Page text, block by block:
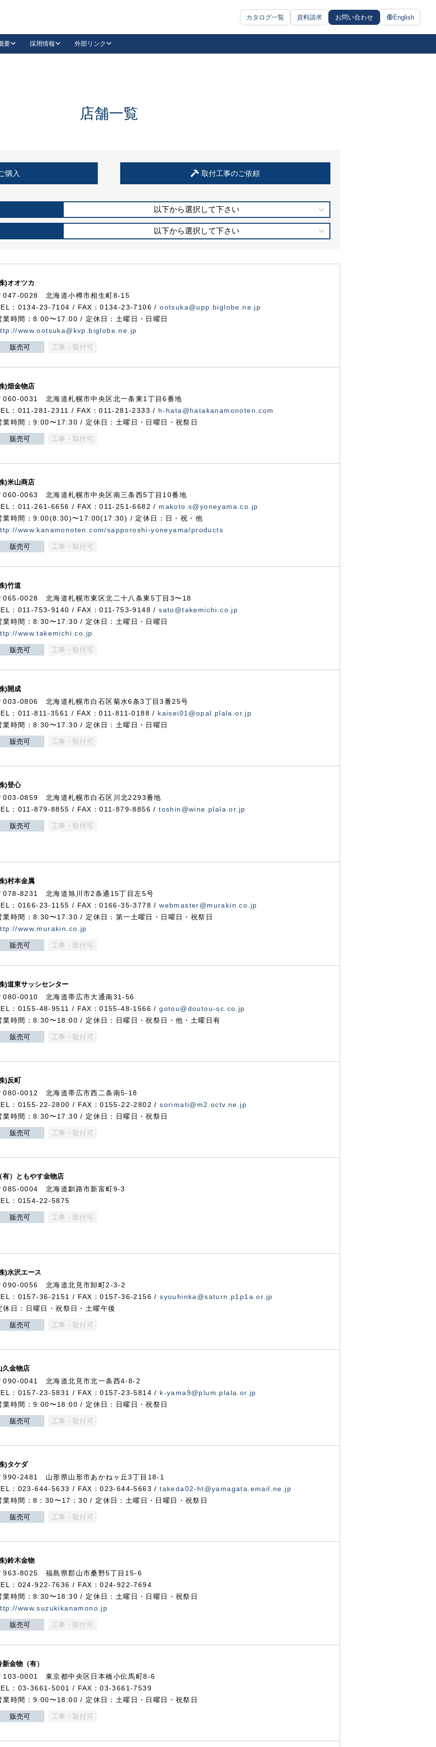
カタログ一覧 資料請求 お問い合わせ English
抗ウイルス・抗菌製品
要 採用情報 外部リンク
LinkedIn
住宅使用部材標準化推進協議会
店舗一覧
購入 取付工事のご依頼
以下から選択して下さい
以下から選択して下さい
)オオツカ
047-0028 北海道小樽市相生町8-15
：0134-23-7104 / FAX：0134-23-7106 /ootsuka@upp.biglobe.ne.jp
業時間：8:00〜17:00 / 定休日：土曜日・日曜日
www.ootsuka@kvp.biglobe.ne.jp
販売可 工事・取付可
)畑金物店
060-0031 北海道札幌市中央区北一条東1丁目6番地
：011-281-2311 / FAX：011-281-2333 / h-hata@hatakanamonoten.com
業時間：9:00〜17:30 / 定休日：土曜日・日曜日・祝祭日
販売可 工事・取付可
)米山商店
060-0063 北海道札幌市中央区南三条西5丁目10番地
：011-261-6656 / FAX：011-251-6682 / makoto.s@yoneyama.co.jp
業時間：9:00(8:30)〜17:00(17:30) / 定休日：日・祝・他
www.kanamonoten.com/sapporoshi-yoneyama/products
販売可 工事・取付可
)竹道
065-0028 北海道札幌市東区北二十八条東5丁目3〜18
：011-753-9140 / FAX：011-753-9148 /sato@takemichi.co.jp
業時間：8:30〜17:30 / 定休日：土曜日・日曜日
www.takemichi.co.jp
販売可 工事・取付可
)開成
003-0806 北海道札幌市白石区菊水6条3丁目3番25号
：011-811-3561 / FAX：011-811-0188 / kaisei01@opal.plala.or.jp
業時間：8:30〜17:30 / 定休日：土曜日・日曜日
販売可 工事・取付可
)登心
003-0859 北海道札幌市白石区川北2293番地
：011-879-8855 / FAX：011-879-8856 /toshin@wine.plala.or.jp
販売可 工事・取付可
)村本金属
078-8231 北海道旭川市2条通15丁目左5号
：0166-23-1155 / FAX：0166-35-3778 /webmaster@murakin.co.jp
業時間：8:30〜17:30 / 定休日：第一土曜日・日曜日・祝祭日
www.murakin.co.jp
販売可 工事・取付可
)道東サッシセンター
080-0010 北海道帯広市大通南31-56
：0155-48-9511 / FAX：0155-48-1566 /gotou@doutou-sc.co.jp
業時間：8:30〜18:00 / 定休日：日曜日・祝祭日・他・土曜日有
販売可 工事・取付可
)反町
080-0012 北海道帯広市西二条南5-18
：0155-22-2800 / FAX：0155-22-2802 /sorimati@m2.octv.ne.jp
業時間：8:30〜17:30 / 定休日：日曜日・祝祭日
販売可 工事・取付可
有）ともやす金物店
085-0004 北海道釧路市新富町9-3
：0154-22-5875
販売可 工事・取付可
)水沢エース
090-0056 北海道北見市卸町2-3-2
：0157-36-2151 / FAX：0157-36-2156 /syouhinka@saturn.p1p1a.or.jp
休日：日曜日・祝祭日・土曜午後
販売可 工事・取付可
久金物店
090-0041 北海道北見市北一条西4-8-2
：0157-23-5831 / FAX：0157-23-5814 / k-yama9@plum.plala.or.jp
業時間：9:00〜18:00 / 定休日：日曜日・祝祭日
販売可 工事・取付可
)タケダ
990-2481 山形県山形市あかねヶ丘3丁目18-1
：023-644-5633 / FAX：023-644-5663 /takeda02-ht@yamagata.email.ne.jp
業時間：8：30〜17：30 / 定休日：土曜日・日曜日・祝祭日
販売可 工事・取付可
)鈴木金物
963-8025 福島県郡山市桑野5丁目15-6
：024-922-7636 / FAX：024-922-7694
業時間：8:30〜18:30 / 定休日：土曜日・日曜日・祝祭日
www.suzukikanamono.jp
販売可 工事・取付可
新金物（有）
103-0001 東京都中央区日本橋小伝馬町8-6
：03-3661-5001 / FAX：03-3661-7539
業時間：9:00〜18:00 / 定休日：土曜日・日曜日・祝祭日
販売可 工事・取付可